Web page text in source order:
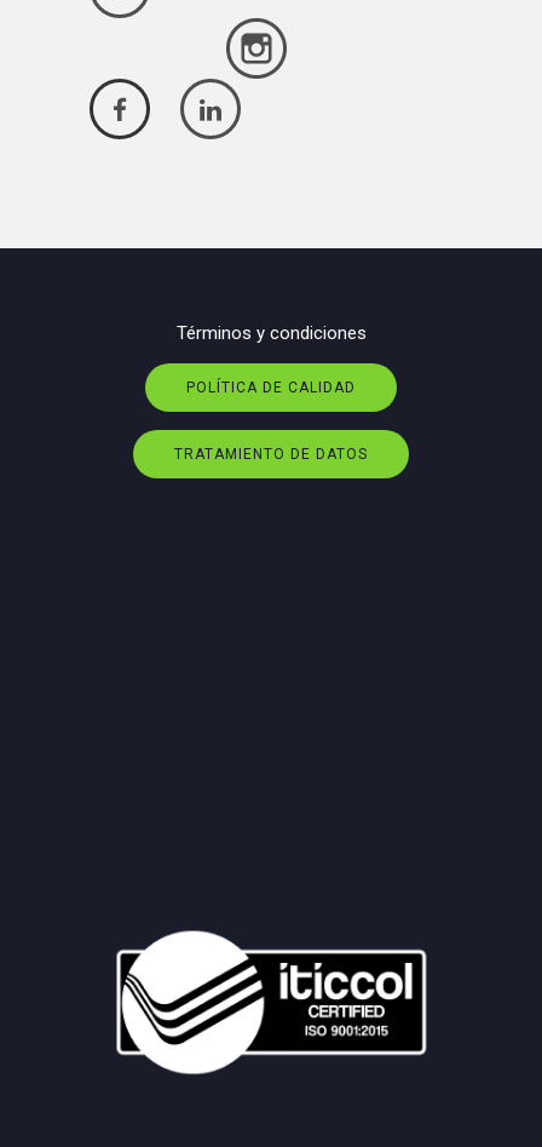
Términos y condiciones
POLÍTICA DE CALIDAD
TRATAMIENTO DE DATOS